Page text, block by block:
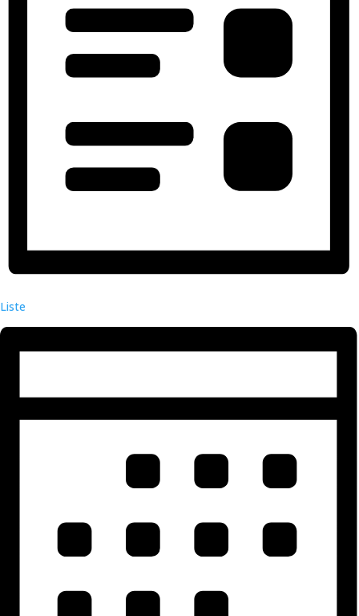
Liste